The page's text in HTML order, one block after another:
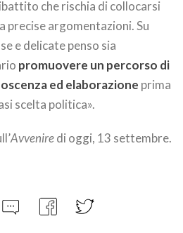
che rischia di collocarsi
precise argomentazioni. Su
e delicate penso sia
promuovere un percorso di
ed elaborazione prima
scelta politica».
Avveniredi oggi, 13 settembre.